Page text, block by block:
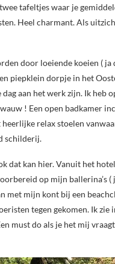
tafeltjes waar je
Heel charmant. Als
door loeiende koeien (
piepklein dorpje in het
aan het werk zijn. Ik heb
! Een open badkamer
relax stoelen
schilderij.
dat kan hier. Vanuit het
op mijn ballerina’s (
met mijn kont bij een
tegen gekomen. Ik zie
must do als je het mij